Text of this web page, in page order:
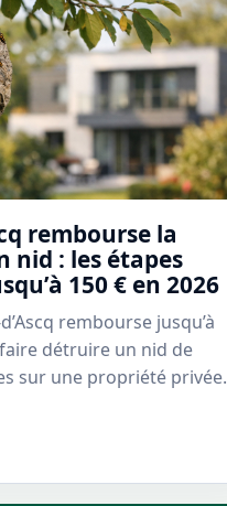
rembourse la
nid : les étapes
150 € en 2026
rembourse jusqu’à
détruire un nid de
sur une propriété privée.